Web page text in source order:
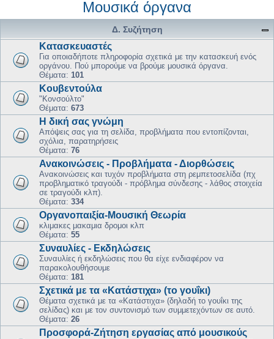
Μουσικά όργανα
Δ. Συζήτηση
Κατασκευαστές
Για οποιαδήποτε πληροφορία σχετικά με την κατασκευή ενός
οργάνου. Πού μπορούμε να βρούμε μουσικά όργανα.
Θέματα: 101
Κουβεντούλα
"Κονσούλτο"
Θέματα: 673
Η δική σας γνώμη
Απόψεις σας για τη σελίδα, προβλήματα που εντοπίζονται,
σχόλια, παρατηρήσεις
Θέματα: 76
Ανακοινώσεις - Προβλήματα - Διορθώσεις
Ανακοινώσεις και τυχόν προβλήματα στη ρεμπετοσελίδα (πχ
προβληματικό τραγούδι - πρόβλημα σύνδεσης - λάθος στοιχεία
σε τραγούδι κλπ).
Θέματα: 334
Οργανοπαιξία-Μουσική Θεωρία
κλιμακες μακαμια δρομοι κλπ
Θέματα: 55
Συναυλίες - Εκδηλώσεις
Συναυλίες ή εκδηλώσεις που θα είχε ενδιαφέρον να
παρακολουθήσουμε
Θέματα: 181
Σχετικά με τα «Κατάστιχα» (το γουΐκι)
Θέματα σχετικά με τα «Κατάστιχα» (δηλαδή το γουΐκι της
σελίδας) και με τον συντονισμό των συμμετεχόντων σε αυτό.
Θέματα: 26
Προσφορά-Ζήτηση εργασίας από μουσικούς